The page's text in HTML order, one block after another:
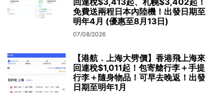
回連稅$3,413起、札幌$3,402起！
免費送兩程日本內陸機！出發日期至
明年4月 (優惠至8月13日)
07/08/2026
【港航．上海大劈價】香港飛上海來
回連稅$1,011起！包寄艙行李＋手提
行李＋隨身物品！可早去晚返！出發
日期至明年1月